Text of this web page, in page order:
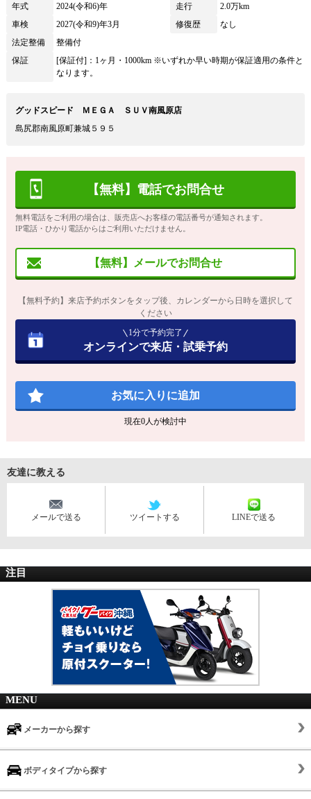
年式 2024(令和6)年 走行
2.0万km
車検
2027(令和9)年3月 修復歴
なし
法定整備
整備付
保証
[保証付]：1ヶ月・1000km ※いずれか早い時期が保証適用の条件と
なります。
グッドスピード ＭＥＧＡ ＳＵＶ南風原店
島尻郡南風原町兼城５９５
【無料】電話でお問合せ
無料電話をご利用の場合は、販売店へお客様の電話番号が通知されます。
IP電話・ひかり電話からはご利用いただけません。
【無料】メールでお問合せ
【無料予約】来店予約ボタンをタップ後、カレンダーから日時を選択して
ください
1分で予約完了
オンラインで来店・試乗予約
お気に入りに追加
現在0人が検討中
友達に教える
メールで送る ツイートする LINEで送る
注目
MENU
メーカーから探す
ボディタイプから探す